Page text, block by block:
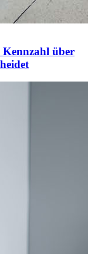
Kennzahl über